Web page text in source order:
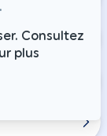
Consultez
plus